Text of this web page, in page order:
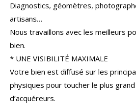
Diagnostics, géomètres,
artisans…
Nous travaillons avec les meilleurs
bien.
* UNE VISIBILITÉ MAXIMALE
Votre bien est diffusé sur les
physiques pour toucher le plus
d’acquéreurs.